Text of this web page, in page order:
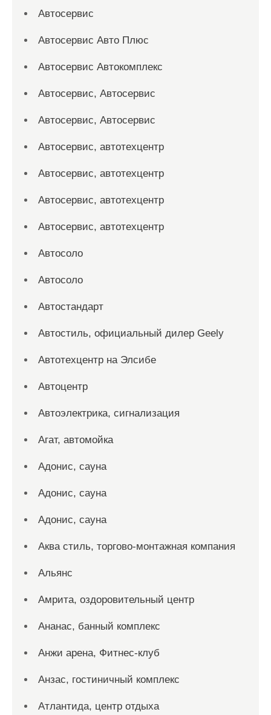
Автосервис
Автосервис Авто Плюс
Автосервис Автокомплекс
Автосервис, Автосервис
Автосервис, Автосервис
Автосервис, автотехцентр
Автосервис, автотехцентр
Автосервис, автотехцентр
Автосервис, автотехцентр
Автосоло
Автосоло
Автостандарт
Автостиль, официальный дилер Geely
Автотехцентр на Элсибе
Автоцентр
Автоэлектрика, сигнализация
Агат, автомойка
Адонис, сауна
Адонис, сауна
Адонис, сауна
Аква стиль, торгово-монтажная компания
Альянс
Амрита, оздоровительный центр
Ананас, банный комплекс
Анжи арена, Фитнес-клуб
Анзас, гостиничный комплекс
Атлантида, центр отдыха